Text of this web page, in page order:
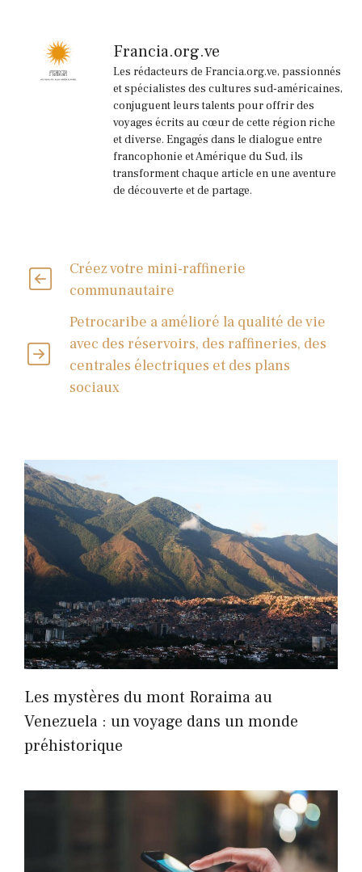
Francia.org.ve
Les rédacteurs de Francia.org.ve, passionnés
et spécialistes des cultures sud-américaines,
conjuguent leurs talents pour offrir des
voyages écrits au cœur de cette région riche
et diverse. Engagés dans le dialogue entre
francophonie et Amérique du Sud, ils
transforment chaque article en une aventure
de découverte et de partage.
Créez votre mini-raffinerie
communautaire
Petrocaribe a amélioré la qualité de vie
avec des réservoirs, des raffineries, des
centrales électriques et des plans
sociaux
Les mystères du mont Roraima au
Venezuela : un voyage dans un monde
préhistorique